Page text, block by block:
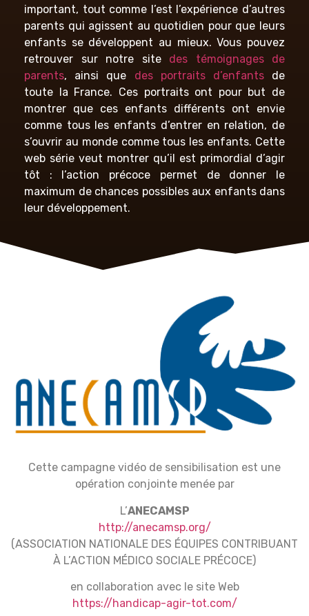
important, tout comme l’est l’expérience d’autres
parents qui agissent au quotidien pour que leurs
enfants se développent au mieux. Vous pouvez
retrouver sur notre site des témoignages de
parents, ainsi que des portraits d’enfantsde
toute la France. Ces portraits ont pour but de
montrer que ces enfants différents ont envie
comme tous les enfants d’entrer en relation, de
s’ouvrir au monde comme tous les enfants. Cette
web série veut montrer qu’il est primordial d’agir
tôt : l’action précoce permet de donner le
maximum de chances possibles aux enfants dans
leur développement.
Cette campagne vidéo de sensibilisation est une
opération conjointe menée par
L’ANECAMSP
http://anecamsp.org/
(ASSOCIATION NATIONALE DES ÉQUIPES CONTRIBUANT
À L’ACTION MÉDICO SOCIALE PRÉCOCE)
en collaboration avec le site Web
https://handicap-agir-tot.com/